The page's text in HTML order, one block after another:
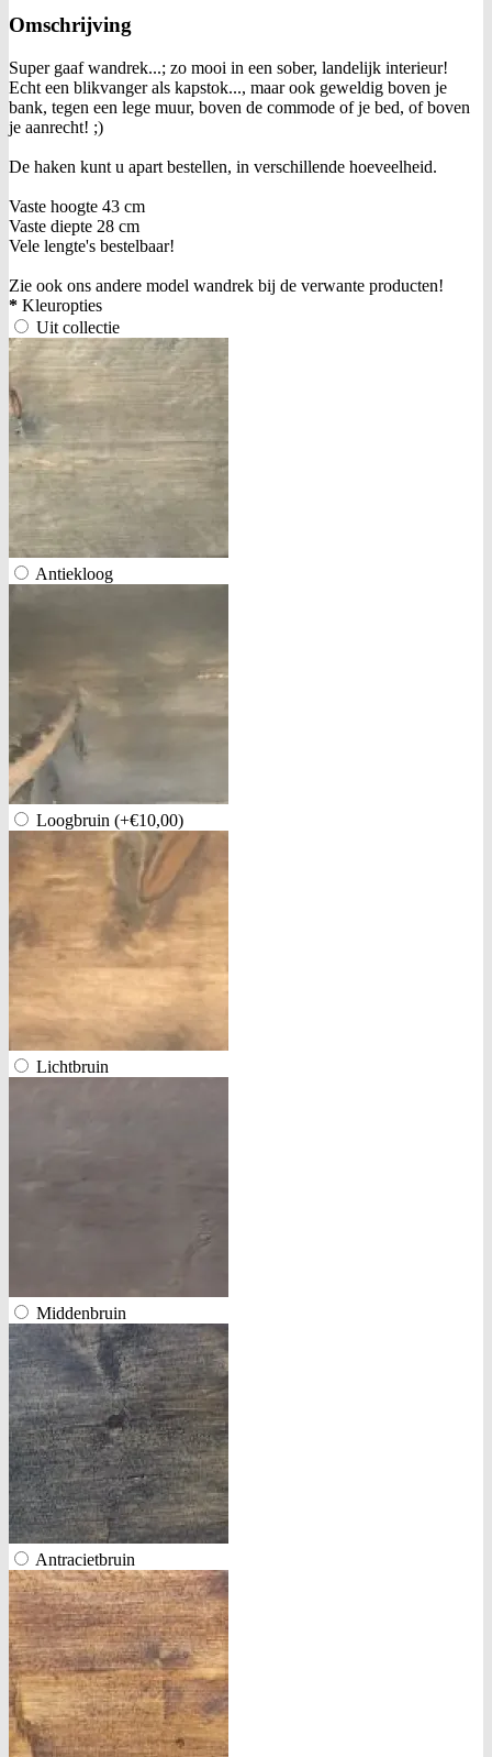
Omschrijving
Super gaaf wandrek...; zo mooi in een sober, landelijk interieur!
Echt een blikvanger als kapstok..., maar ook geweldig boven je
bank, tegen een lege muur, boven de commode of je bed, of boven
je aanrecht! ;)
De haken kunt u apart bestellen, in verschillende hoeveelheid.
Vaste hoogte 43 cm
Vaste diepte 28 cm
Vele lengte's bestelbaar!
Zie ook ons andere model wandrek bij de verwante producten!
* Kleuropties
Uit collectie
Antiekloog
Loogbruin (+€10,00)
Lichtbruin
Middenbruin
Antracietbruin